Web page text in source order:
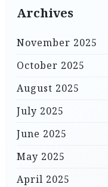
Archives
November 2025
October 2025
August 2025
July 2025
June 2025
May 2025
April 2025